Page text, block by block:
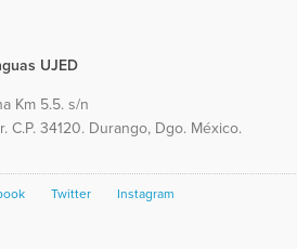
UJED
Km 5.5. s/n
C.P. 34120. Durango, Dgo. México.
Twitter Instagram